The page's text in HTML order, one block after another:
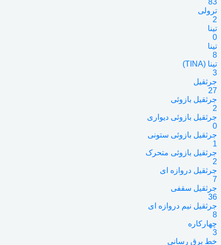
83
ترولی
2
تینا
0
تینا
8
تینا (TINA)
3
جرثقیل
27
جرثقیل بازوئی
2
جرثقیل بازوئی دیواری
0
جرثقیل بازوئی ستونی
1
جرثقیل بازوئی متحرک
2
جرثقیل دروازه ای
7
جرثقیل سقفی
36
جرثقیل نیم دروازه ای
8
چهارکاره
3
خط برق رسانی